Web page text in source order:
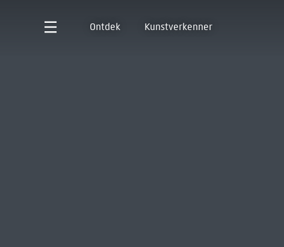
Ontdek Kunstverkenner